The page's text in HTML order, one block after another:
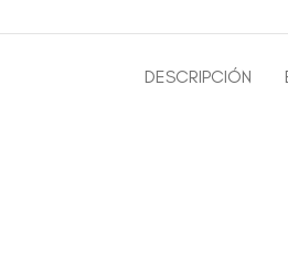
DESCRIPCIÓN